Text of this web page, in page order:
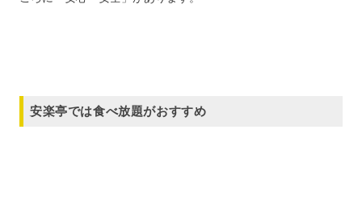
安楽亭では食べ放題がおすすめ